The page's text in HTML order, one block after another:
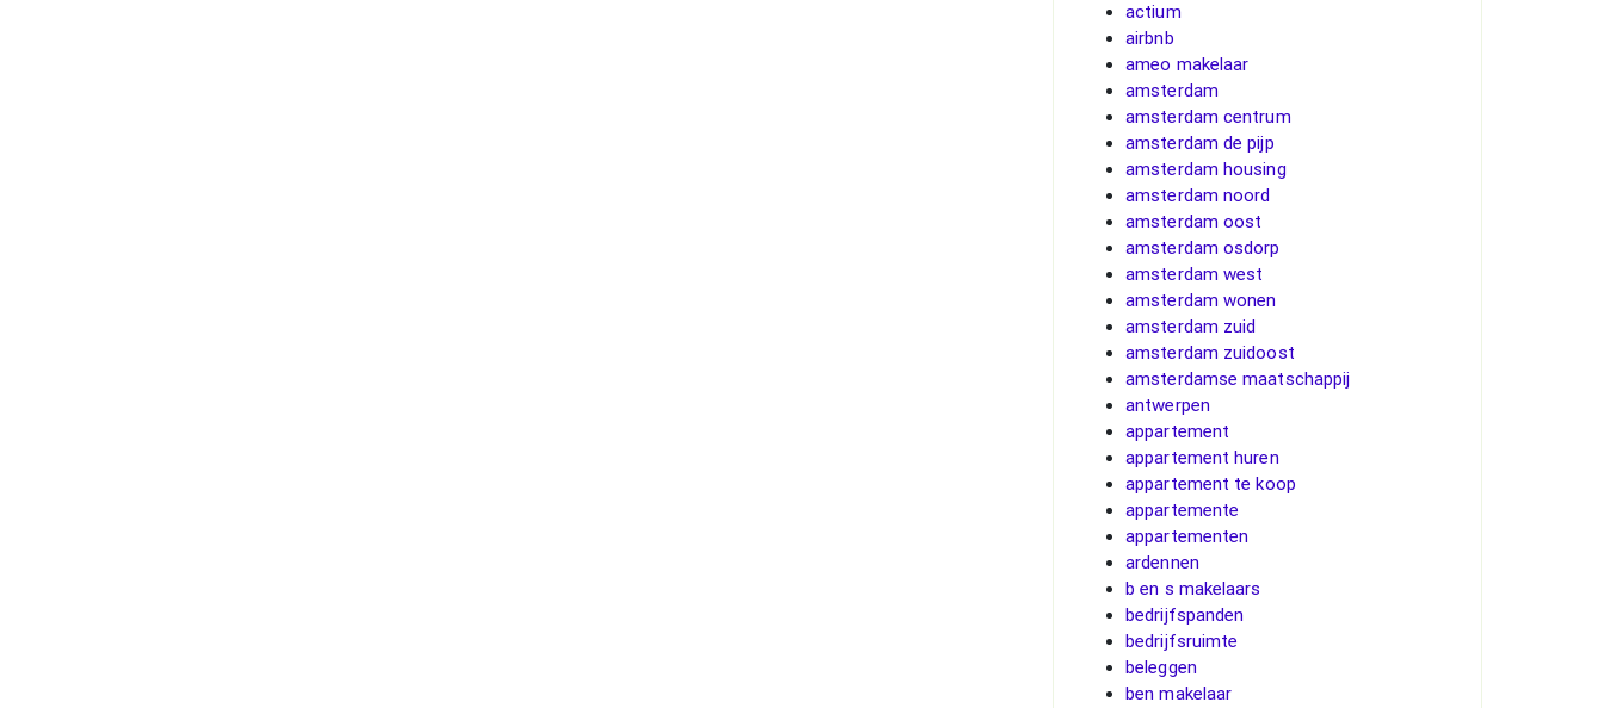
actium
airbnb
ameo makelaar
amsterdam
amsterdam centrum
amsterdam de pijp
amsterdam housing
amsterdam noord
amsterdam oost
amsterdam osdorp
amsterdam west
amsterdam wonen
amsterdam zuid
amsterdam zuidoost
amsterdamse maatschappij
antwerpen
appartement
appartement huren
appartement te koop
appartemente
appartementen
ardennen
b en s makelaars
bedrijfspanden
bedrijfsruimte
beleggen
ben makelaar